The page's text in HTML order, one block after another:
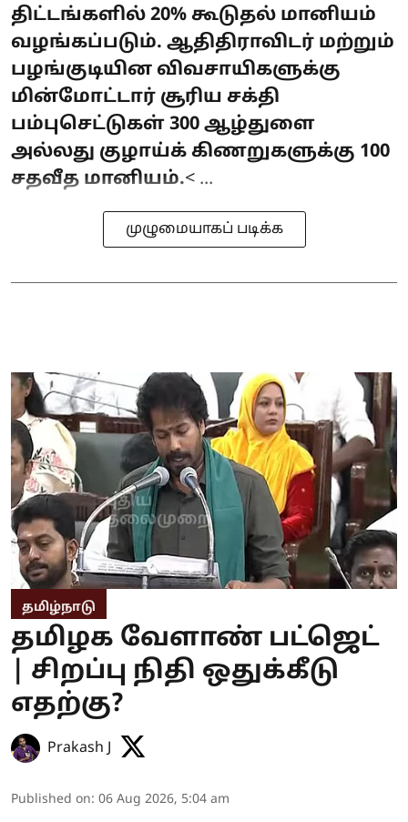
திட்டங்களில் 20% கூடுதல் மானியம்
வழங்கப்படும். ஆதிதிராவிடர் மற்றும்
பழங்குடியின விவசாயிகளுக்கு
மின்மோட்டார் சூரிய சக்தி
பம்புசெட்டுகள் 300 ஆழ்துளை
அல்லது குழாய்க் கிணறுகளுக்கு 100
சதவீத மானியம்.< ...
முழுமையாகப் படிக்க
தமிழ்நாடு
தமிழக வேளாண் பட்ஜெட்
| சிறப்பு நிதி ஒதுக்கீடு
எதற்கு?
Prakash J
Published on: 06 Aug 2026, 5:04 am